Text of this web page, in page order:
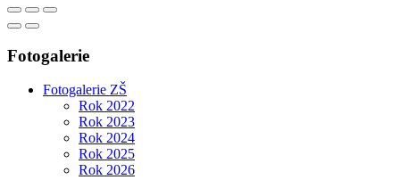
Fotogalerie
Fotogalerie ZŠ
Rok 2022
Rok 2023
Rok 2024
Rok 2025
Rok 2026